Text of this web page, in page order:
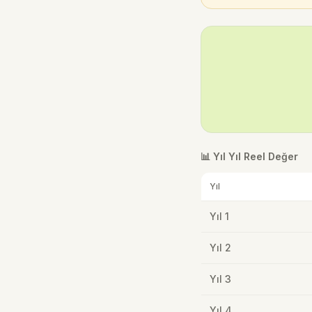
📊 Yıl Yıl Reel Değer
Yıl
Yıl 1
Yıl 2
Yıl 3